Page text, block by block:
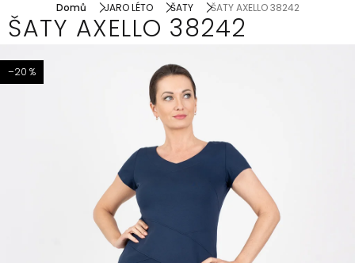
Domů JARO LÉTO ŠATY ŠATY AXELLO 38242
ŠATY AXELLO 38242
–20 %